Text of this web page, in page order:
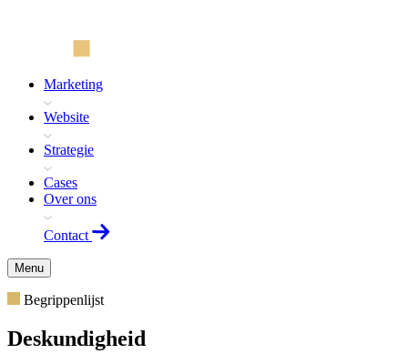
Marketing
Website
Strategie
Cases
Over ons
Contact
Menu
Begrippenlijst
Deskundigheid